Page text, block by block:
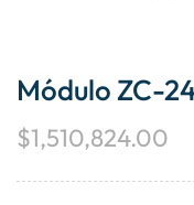
Módulo ZC-
$1,510,824.00